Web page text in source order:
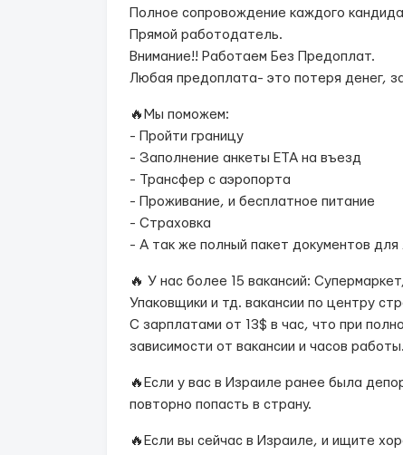
Полное сопровождение каждого
Прямой работодатель.
Внимание!! Работаем Без Предоплат.
Любая предоплата- это потеря денег,
🔥Мы поможем:
- Пройти границу
- Заполнение анкеты ЕТА на въезд
- Трансфер с аэропорта
- Проживание, и бесплатное питание
- Страховка
- А так же полный пакет документов
🔥 У нас более 15 вакансий:
Упаковщики и тд. вакансии по центру
С зарплатами от 13$ в час, что при
зависимости от вакансии и часов работы.
🔥Если у вас в Израиле ранее была
повторно попасть в страну.
🔥Если вы сейчас в Израиле, и ищите